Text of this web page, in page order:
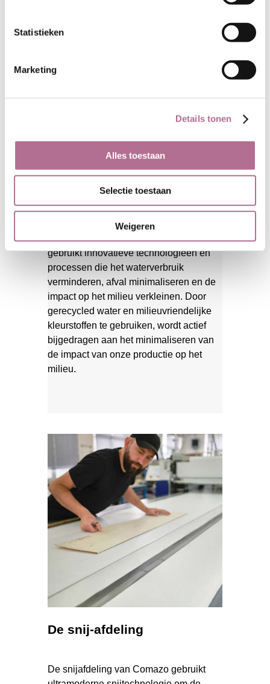
Statistieken
Marketing
Details tonen
Alles toestaan
Selectie toestaan
Weigeren
hoogste kwaliteitsnormen, in het
grondige kennis van de juiste toepassing
alleen kleurrijk en aantrekkelijk is, maar
ook veilig voor de huid. Comazo hecht
ook veel belang aan milieuvriendelijke
verfmethoden en -processen. De ververij
gebruikt innovatieve technologieën en
processen die het waterverbruik
verminderen, afval minimaliseren en de
impact op het milieu verkleinen. Door
gerecycled water en milieuvriendelijke
kleurstoffen te gebruiken, wordt actief
bijgedragen aan het minimaliseren van
de impact van onze productie op het
milieu.
De snij-afdeling
De snijafdeling van Comazo gebruikt